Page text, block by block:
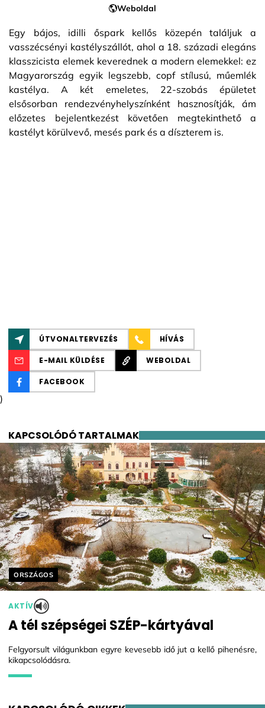
Weboldal
Egy bájos, idilli őspark kellős közepén találjuk a
vasszécsényi kastélyszállót, ahol a 18. századi elegáns
klasszicista elemek keverednek a modern elemekkel: ez
Magyarország egyik legszebb, copf stílusú, műemlék
kastélya. A két emeletes, 22-szobás épületet
elsősorban rendezvényhelyszínként hasznosítják, ám
előzetes bejelentkezést követően megtekinthető a
kastélyt körülvevő, mesés park és a díszterem is.
ÚTVONALTERVEZÉS HÍVÁS
E-MAIL KÜLDÉSE WEBOLDAL
FACEBOOK
)
KAPCSOLÓDÓ TARTALMAK
Helyszín címkék:
ORSZÁGOS
AKTÍV
A tél szépségei SZÉP-kártyával
Felgyorsult világunkban egyre kevesebb idő jut a kellő pihenésre,
kikapcsolódásra.